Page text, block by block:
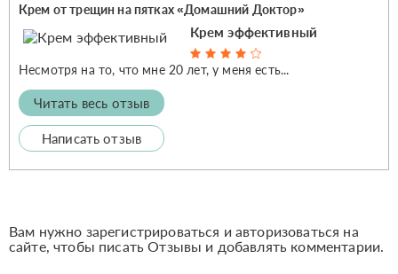
Крем от трещин на пятках «Домашний Доктор»
Крем эффективный
Несмотря на то, что мне 20 лет, у меня есть...
Читать весь отзыв
Написать отзыв
Вам нужно зарегистрироваться и авторизоваться на
сайте, чтобы писать Отзывы и добавлять комментарии.